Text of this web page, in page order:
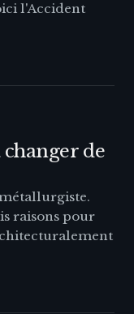
l'Accident
de
raisons pour